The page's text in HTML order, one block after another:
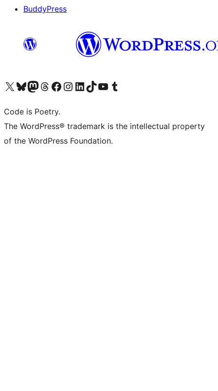
BuddyPress
Navštivte náš účet na X (dříve Twitter)
Navštivte náš Bluesky účetNavštivte náš účet Mastodon
Navštivte náš Threads účetNavštivte naši stránku na Facebooku
Navštivte náš Instagram účetNavštivte náš LinkedIn účetNavštivte náš TikTok účetNavštivte náš YouTube kanálNavštivte náš Tumblr účet
Code is Poetry.
The WordPress® trademark is the intellectual property
of the WordPress Foundation.